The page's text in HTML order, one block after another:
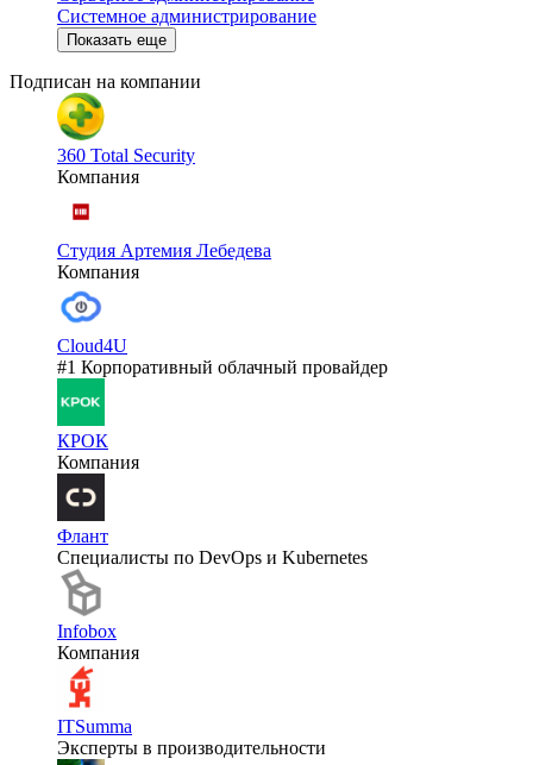
Системное администрирование
Показать еще
Подписан на компании
360 Total Security
Компания
Студия Артемия Лебедева
Компания
Cloud4U
#1 Корпоративный облачный провайдер
КРОК
Компания
Флант
Специалисты по DevOps и Kubernetes
Infobox
Компания
ITSumma
Эксперты в производительности